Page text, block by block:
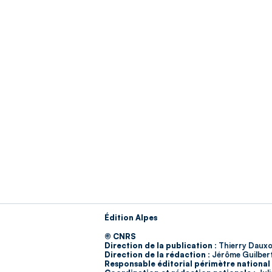
Édition Alpes
© CNRS
Direction de la publication : Thierry
Direction de la rédaction : Jérôme
Responsable éditorial périmètre national